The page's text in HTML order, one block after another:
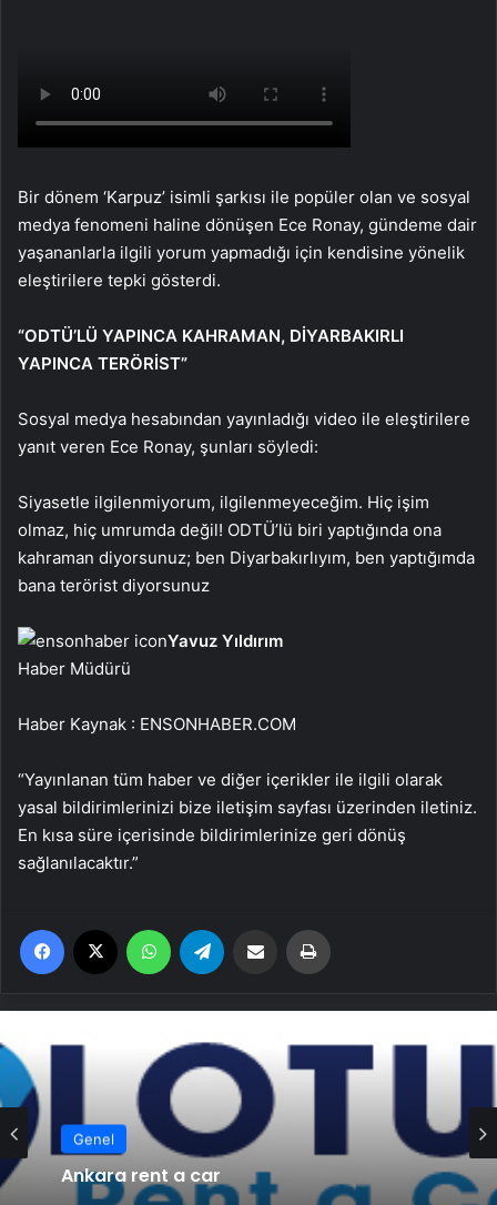
Bir dönem ‘Karpuz’ isimli şarkısı ile popüler olan ve sosyal
medya fenomeni haline dönüşen Ece Ronay, gündeme dair
yaşananlarla ilgili yorum yapmadığı için kendisine yönelik
eleştirilere tepki gösterdi.
“ODTÜ’LÜ YAPINCA KAHRAMAN, DİYARBAKIRLI
YAPINCA TERÖRİST”
Sosyal medya hesabından yayınladığı video ile eleştirilere
yanıt veren Ece Ronay, şunları söyledi:
Siyasetle ilgilenmiyorum, ilgilenmeyeceğim. Hiç işim
olmaz, hiç umrumda değil! ODTÜ’lü biri yaptığında ona
kahraman diyorsunuz; ben Diyarbakırlıyım, ben yaptığımda
bana terörist diyorsunuz
Yavuz Yıldırım
Haber Müdürü
Haber Kaynak : ENSONHABER.COM
“Yayınlanan tüm haber ve diğer içerikler ile ilgili olarak
yasal bildirimlerinizi bize iletişim sayfası üzerinden iletiniz.
En kısa süre içerisinde bildirimlerinize geri dönüş
sağlanılacaktır.”
Facebook WhatsApp Email'den paylaş
Genel
Ankara rent a car